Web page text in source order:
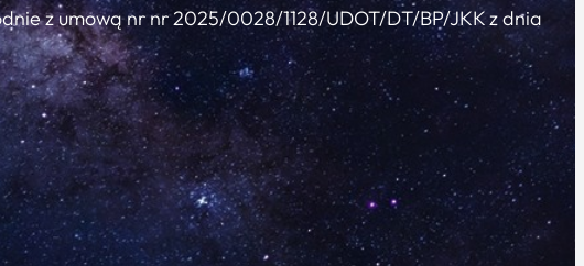
z umową nr nr 2025/0028/1128/UDOT/DT/BP/JKK z dnia